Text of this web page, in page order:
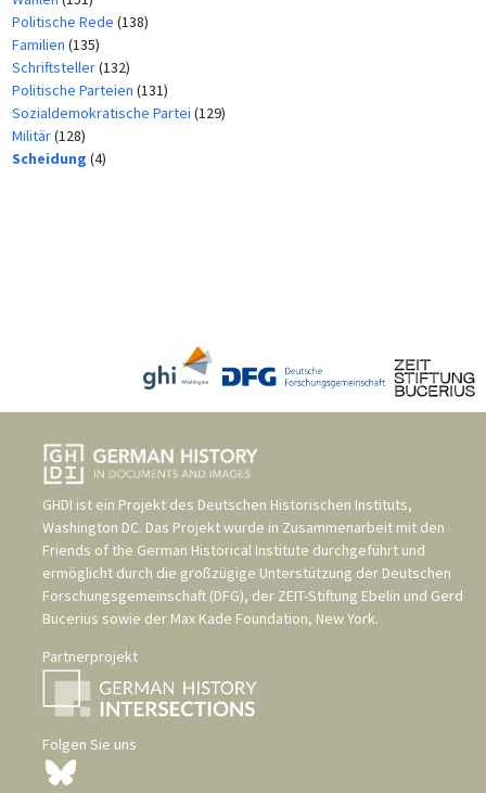
Politische Rede (138)
Familien (135)
Schriftsteller(132)
Politische Parteien (131)
Sozialdemokratische Partei (129)
Militär(128)
Scheidung (4)
GHDI ist ein Projekt des Deutschen Historischen Instituts,
Washington DC. Das Projekt wurde in Zusammenarbeit mit den
Friends of the German Historical Institute durchgeführt und
ermöglicht durch die großzügige Unterstützung der Deutschen
Forschungsgemeinschaft (DFG), der ZEIT-Stiftung Ebelin und Gerd
Bucerius sowie der Max Kade Foundation, New York.
Partnerprojekt
Folgen Sie uns